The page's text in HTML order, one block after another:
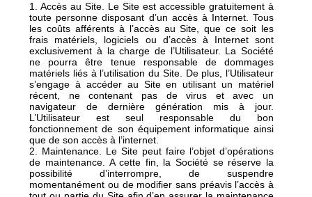
1. Accès au Site. Le Site est accessible gratuitement à
toute personne disposant d’un accès à Internet. Tous
les coûts afférents à l’accès au Site, que ce soit les
frais matériels, logiciels ou d’accès à Internet sont
exclusivement à la charge de l’Utilisateur. La Société
ne pourra être tenue responsable de dommages
matériels liés à l’utilisation du Site. De plus, l’Utilisateur
s’engage à accéder au Site en utilisant un matériel
récent, ne contenant pas de virus et avec un
navigateur de dernière génération mis à jour.
L’Utilisateur est seul responsable du bon
fonctionnement de son équipement informatique ainsi
que de son accès à l’internet.
2. Maintenance. Le Site peut faire l’objet d’opérations
de maintenance. A cette fin, la Société se réserve la
possibilité d’interrompre, de suspendre
momentanément ou de modifier sans préavis l’accès à